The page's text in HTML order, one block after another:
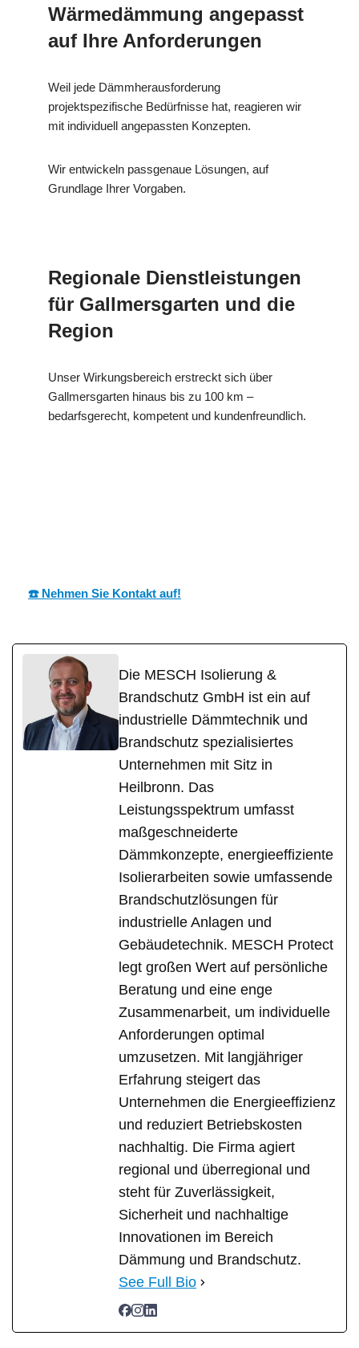
Wärmedämmung angepasst
auf Ihre Anforderungen
Weil jede Dämmherausforderung
projektspezifische Bedürfnisse hat, reagieren wir
mit individuell angepassten Konzepten.
Wir entwickeln passgenaue Lösungen, auf
Grundlage Ihrer Vorgaben.
Regionale Dienstleistungen
für Gallmersgarten und die
Region
Unser Wirkungsbereich erstreckt sich über
Gallmersgarten hinaus bis zu 100 km –
bedarfsgerecht, kompetent und kundenfreundlich.
☎️ Nehmen Sie Kontakt auf!
Die MESCH Isolierung &
Brandschutz GmbH ist ein auf
industrielle Dämmtechnik und
Brandschutz spezialisiertes
Unternehmen mit Sitz in
Heilbronn. Das
Leistungsspektrum umfasst
maßgeschneiderte
Dämmkonzepte, energieeffiziente
Isolierarbeiten sowie umfassende
Brandschutzlösungen für
industrielle Anlagen und
Gebäudetechnik. MESCH Protect
legt großen Wert auf persönliche
Beratung und eine enge
Zusammenarbeit, um individuelle
Anforderungen optimal
umzusetzen. Mit langjähriger
Erfahrung steigert das
Unternehmen die Energieeffizienz
und reduziert Betriebskosten
nachhaltig. Die Firma agiert
regional und überregional und
steht für Zuverlässigkeit,
Sicherheit und nachhaltige
Innovationen im Bereich
Dämmung und Brandschutz.
See Full Bio